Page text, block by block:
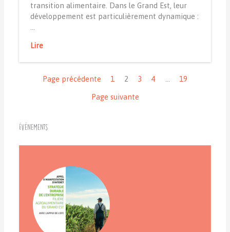
transition alimentaire. Dans le Grand Est, leur
développement est particulièrement dynamique :
Lire
Page précédente
1 2 3 4 19
Page suivante
Événements